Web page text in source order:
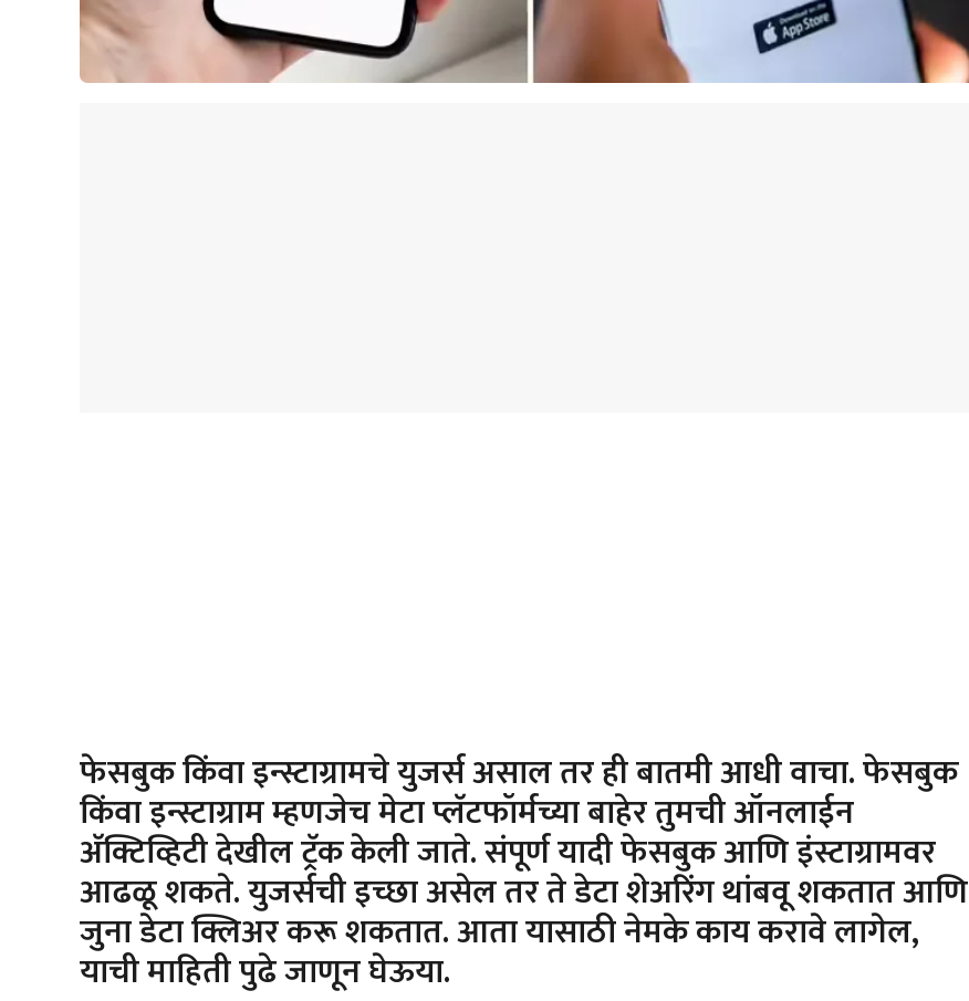
फेसबुक किंवा इन्स्टाग्रामचे युजर्स असाल तर ही बातमी आधी वाचा. फेसबुक
किंवा इन्स्टाग्राम म्हणजेच मेटा प्लॅटफॉर्मच्या बाहेर तुमची ऑनलाईन
अ‍ॅक्टिव्हिटी देखील ट्रॅक केली जाते. संपूर्ण यादी फेसबुक आणि इंस्टाग्रामवर
आढळू शकते. युजर्सची इच्छा असेल तर ते डेटा शेअरिंग थांबवू शकतात आणि
जुना डेटा क्लिअर करू शकतात. आता यासाठी नेमके काय करावे लागेल,
याची माहिती पुढे जाणून घेऊया.